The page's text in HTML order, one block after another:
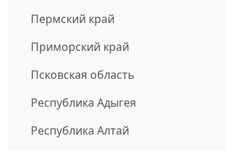
Пермский край
Приморский край
Псковская область
Республика Адыгея
Республика Алтай